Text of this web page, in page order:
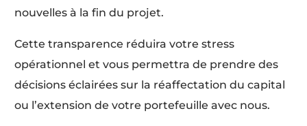
nouvelles à la fin du projet.
Cette transparence réduira votre stress
opérationnel et vous permettra de prendre des
décisions éclairées sur la réaffectation du capital
ou l’extension de votre portefeuille avec nous.